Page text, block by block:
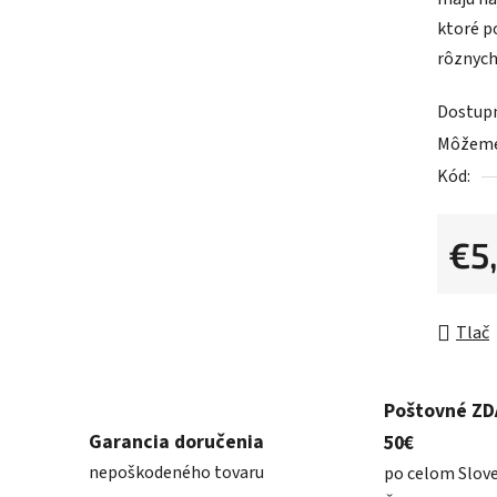
z
5
ktoré
Kód:
Tlač
Garancia doručenia
nepoškodeného tovaru
Poštovné
50€
po celom